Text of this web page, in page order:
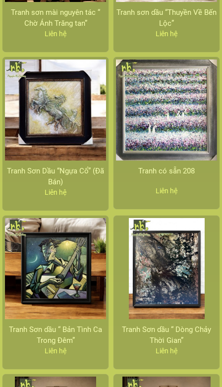
Tranh sơn mài nguyên tác “
Chờ Ánh Trăng tan”
Liên hệ
Tranh sơn dầu “Thuyền Về Bến
Lộc”
Liên hệ
Tranh Sơn Dầu “Ngựa Cổ” (Đã
Bán)
Liên hệ
Tranh có sẵn 208
Liên hệ
Tranh Sơn dầu “ Bản Tình Ca
Trong Đêm”
Liên hệ
Tranh Sơn dầu “ Dòng Chảy
Thời Gian”
Liên hệ